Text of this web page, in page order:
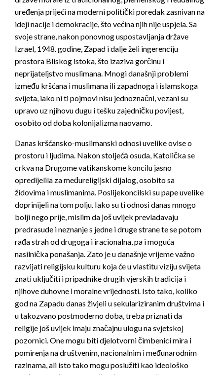
uređenja prijeći na moderni politički poredak zasnivan na
ideji nacije i demokracije, što većina njih nije uspjela. Sa
svoje strane, nakon ponovnog uspostavljanja države
Izrael, 1948. godine, Zapad i dalje želi ingerenciju
prostora Bliskog istoka, što izaziva gorčinu i
neprijateljstvo muslimana. Mnogi današnji problemi
između kršćana i muslimana ili zapadnoga i islamskoga
svijeta, iako ni ti pojmovi nisu jednoznačni, vezani su
upravo uz njihovu dugu i tešku zajedničku povijest,
osobito od doba kolonijalizma naovamo.
Danas kršćansko-muslimanski odnosi uvelike ovise o
prostoru i ljudima. Nakon stoljećā osuda, Katolička se
crkva na Drugome vatikanskome koncilu jasno
opredijelila za međureligijski dijalog, osobito sa
židovima i muslimanima. Poslijekoncilski su pape uvelike
doprinijeli na tom polju. Iako su ti odnosi danas mnogo
bolji nego prije, mislim da još uvijek prevladavaju
predrasude i neznanje s jedne i druge strane te se potom
rađa strah od drugoga i iracionalna, pa i moguća
nasilnička ponašanja. Zato je u današnje vrijeme važno
razvijati religijsku kulturu koja će u vlastitu viziju svijeta
znati uključiti i pripadnike drugih vjerskih tradicija i
njihove duhovne i moralne vrijednosti. Isto tako, koliko
god na Zapadu danas živjeli u sekulariziranim društvima i
u takozvano postmoderno doba, treba priznati da
religije još uvijek imaju značajnu ulogu na svjetskoj
pozornici. One mogu biti djelotvorni čimbenici mira i
pomirenja na društvenim, nacionalnim i međunarodnim
razinama, ali isto tako mogu poslužiti kao ideološko